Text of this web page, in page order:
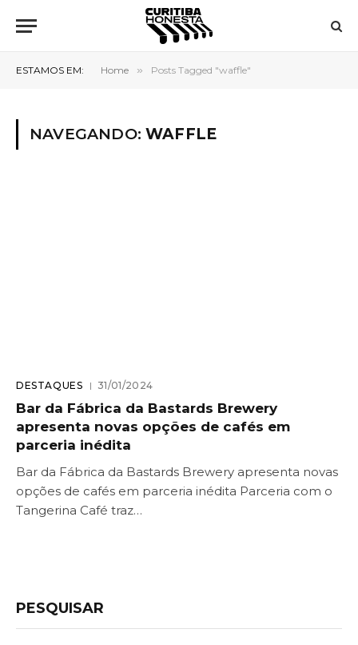
ESTAMOS EM: Home » Posts Tagged "waffle"
NAVEGANDO:WAFFLE
DESTAQUES 31/01/2024
Bar da Fábrica da Bastards Brewery
apresenta novas opções de cafés em
parceria inédita
Bar da Fábrica da Bastards Brewery apresenta novas
opções de cafés em parceria inédita Parceria com o
Tangerina Café traz…
PESQUISAR